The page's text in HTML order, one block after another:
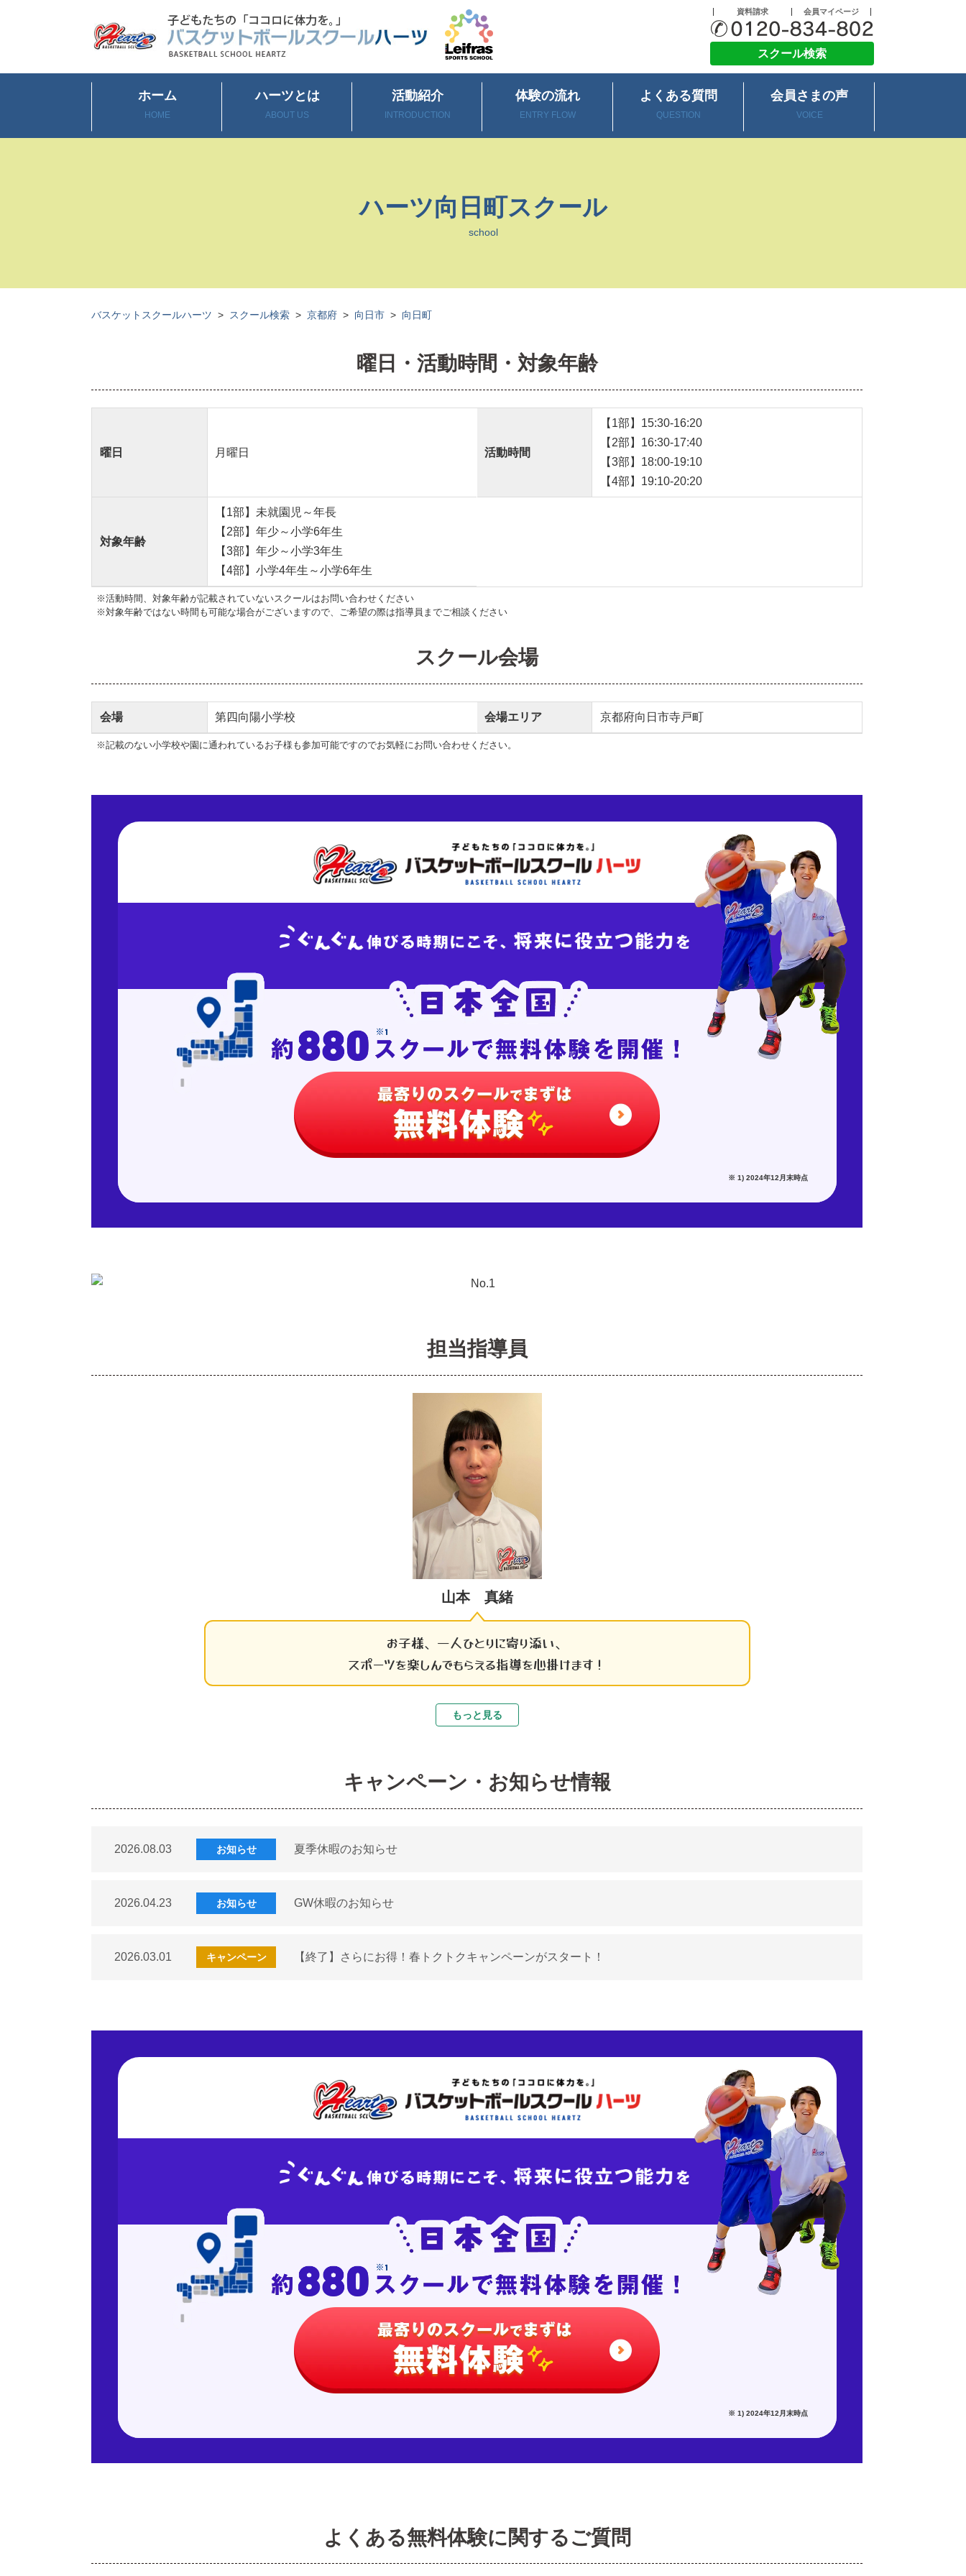
資料請求 会員マイページ
スクール検索
ホーム
HOME
ハーツとは
ABOUT US
活動紹介
INTRODUCTION
体験の流れ
ENTRY FLOW
よくある質問
QUESTION
会員さまの声
VOICE
ハーツ向日町スクール
school
バスケットスクールハーツ > スクール検索 > 京都府 > 向日市 > 向日町
曜日・活動時間・対象年齢
曜日 月曜日 活動時間
【1部】15:30-16:20
【2部】16:30-17:40
【3部】18:00-19:10
【4部】19:10-20:20
対象年齢
【1部】未就園児～年長
【2部】年少～小学6年生
【3部】年少～小学3年生
【4部】小学4年生～小学6年生
※活動時間、対象年齢が記載されていないスクールはお問い合わせください
※対象年齢ではない時間も可能な場合がございますので、ご希望の際は指導員までご相談ください
スクール会場
会場 第四向陽小学校 会場エリア 京都府向日市寺戸町
※記載のない小学校や園に通われているお子様も参加可能ですのでお気軽にお問い合わせください。
※ 1) 2024年12月末時点
担当指導員
山本 真緒
お子様、一人ひとりに寄り添い、
スポーツを楽しんでもらえる指導を心掛けます！
もっと見る
キャンペーン・お知らせ情報
2026.08.03 お知らせ 夏季休暇のお知らせ
2026.04.23 お知らせ GW休暇のお知らせ
2026.03.01 キャンペーン 【終了】さらにお得！春トクトクキャンペーンがスタート！
※ 1) 2024年12月末時点
よくある無料体験に関するご質問